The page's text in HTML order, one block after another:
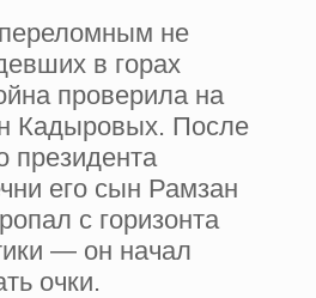
не
в горах
проверила на
Кадыровых. После
президента
его сын Рамзан
с горизонта
— он начал
очки.